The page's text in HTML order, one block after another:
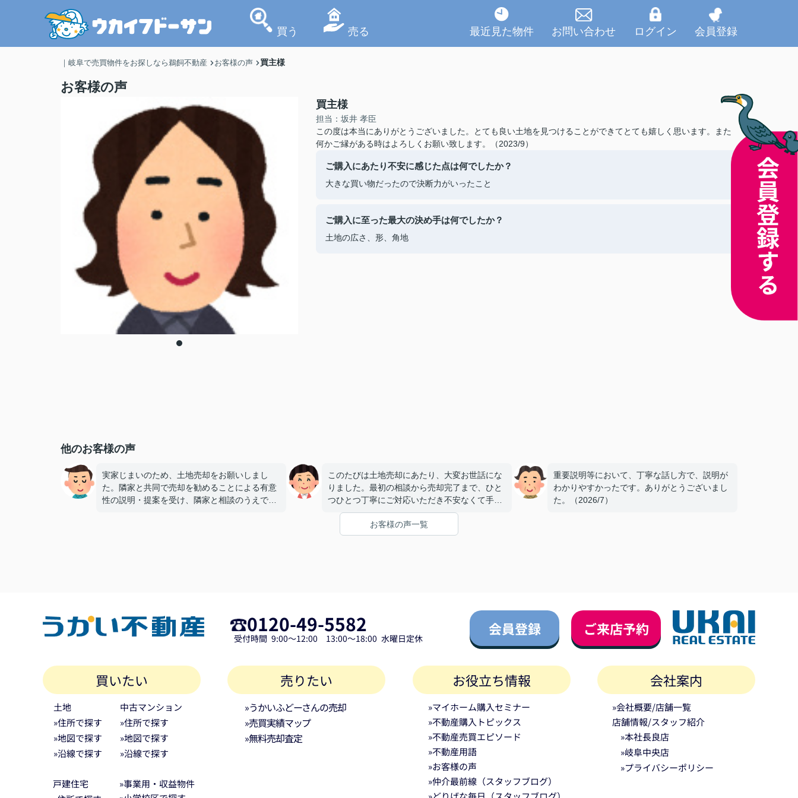
買う 売る 最近見た物件 お問い合わせ ログイン 会員登録
｜岐阜で売買物件をお探しなら鵜飼不動産 お客様の声 買主様
お客様の声
買主様
担当：坂井 孝臣
この度は本当にありがとうございました。とても良い土地を見つけることができてとても嬉しく思います。また
何かご縁がある時はよろしくお願い致します。（2023/9）
ご購入にあたり不安に感じた点は何でしたか？
大きな買い物だったので決断力がいったこと
ご購入に至った最大の決め手は何でしたか？
土地の広さ、形、角地
他のお客様の声
実家じまいのため、土地売却をお願いしまし
た。隣家と共同で売却を勧めることによる有意
性の説明・提案を受け、隣家と相談のうえで双
このたびは土地売却にあたり、大変お世話にな
りました。最初の相談から売却完了まで、ひと
つひとつ丁寧にご対応いただき不安なくて手続
きを進めることができました。誠実に対応して
いただき大変感謝しております。本当にありが
とうございました。（2026/7）
重要説明等において、丁寧な話し方で、説明が
わかりやすかったです。ありがとうございまし
た。（2026/7）
お客様の声一覧
0120-49-5582
受付時間 9:00～12:00 13:00～18:00 水曜日定休
会員登録 ご来店予約
買いたい
土地
»住所で探す
»地図で探す
»沿線で探す
中古マンション
»住所で探す
»地図で探す
»沿線で探す
戸建住宅
»事業用・収益物件
売りたい
»うかいふどーさんの売却
»売買実績マップ
»無料売却査定
お役立ち情報
»マイホーム購入セミナー
»不動産購入トピックス
»不動産売買エピソード
»不動産用語
»お客様の声
»仲介最前線（スタッフブログ）
会社案内
»会社概要/店舗一覧
店舗情報/スタッフ紹介
»本社長良店
»岐阜中央店
»プライバシーポリシー